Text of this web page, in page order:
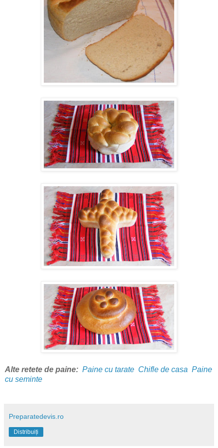
Alte retete de paine: Paine cu tarate Chifle de casa Paine
cu seminte
Preparatedevis.ro
Distribuiți